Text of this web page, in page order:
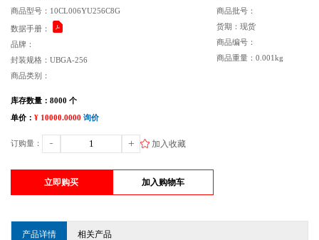
商品型号：10CL006YU256C8G
数据手册：
品牌：
封装规格：UBGA-256
商品类别：
商品批号：
货期：现货
商品编号：
商品重量：0.001kg
库存数量：8000 个
单价： ¥ 10000.0000 询价
订购量： 加入收藏
立即购买 加入购物车
产品详情 相关产品